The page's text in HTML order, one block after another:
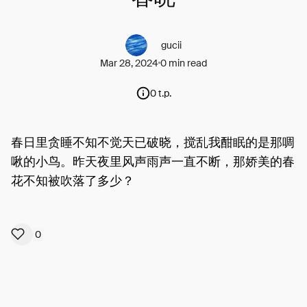
gucii
Mar 28, 20240 min read
0 t.p.
春日里贪睡不知不觉天已破晓，搅乱我酣眠的是那啁
啾的小鸟。昨天夜里风声雨声一直不断，那娇美的春
花不知被吹落了多少？
0